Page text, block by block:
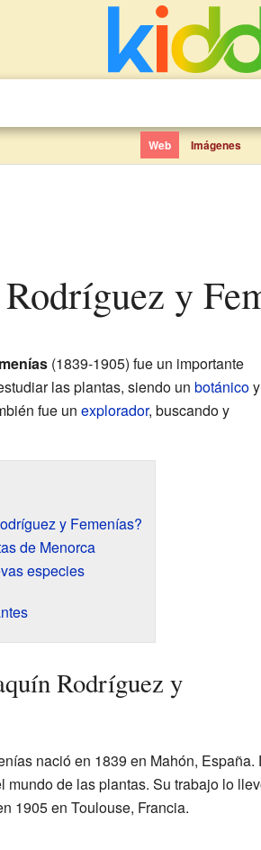
Web Imágenes
Rodríguez y
(1839-1905) fue un importante
las plantas, siendo un botánicoy
fue un explorador, buscando y
y Femenías?
de Menorca
especies
Rodríguez y
nació en 1839 en Mahón,
mundo de las plantas. Su trabajo lo
1905 en Toulouse, Francia.